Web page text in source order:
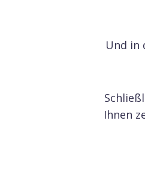
Und in
Ihnen